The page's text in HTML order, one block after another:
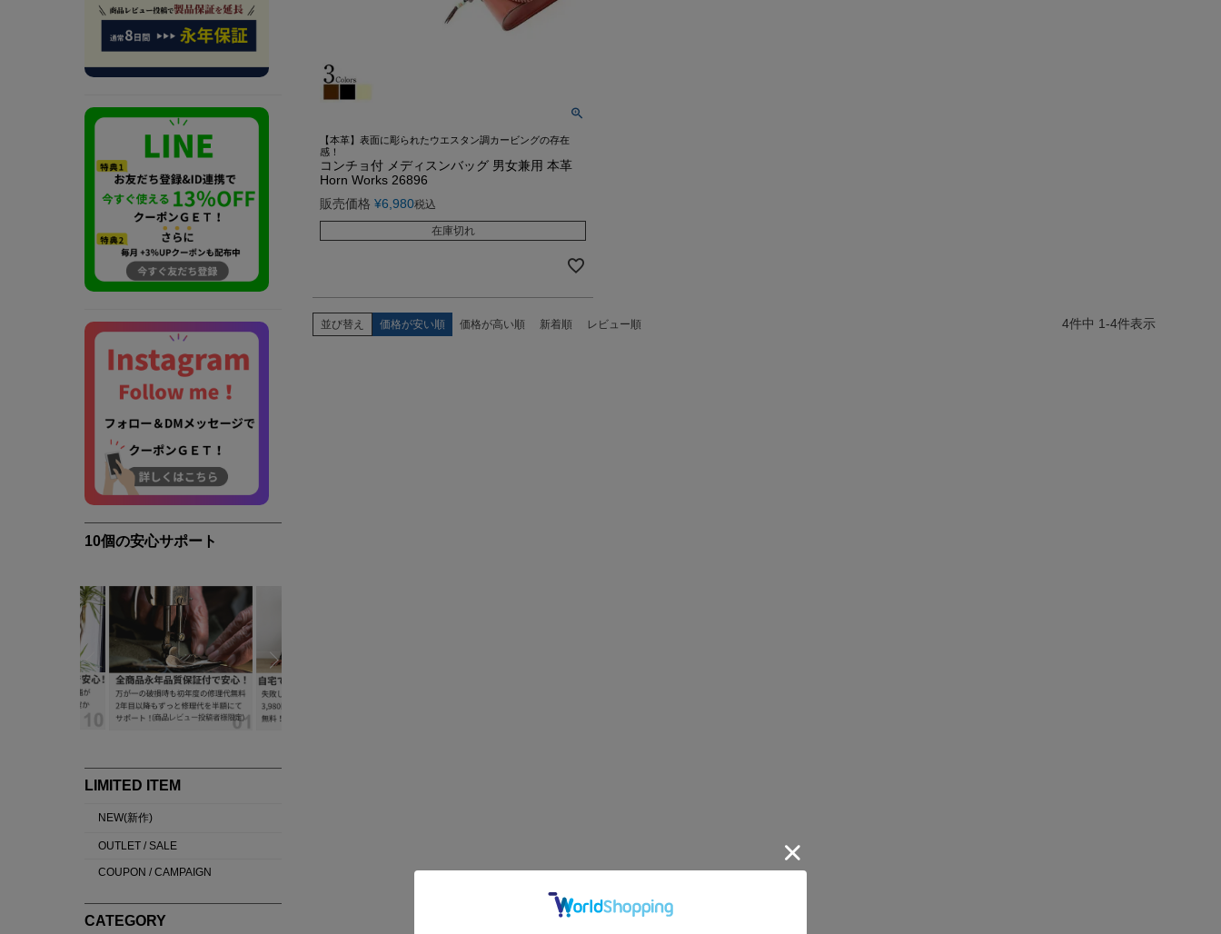
【本革】表面に彫られたウエスタン調カービングの存在
感！
コンチョ付 メディスンバッグ 男女兼用 本革
Horn Works 26896
販売価格 ¥6,980税込
在庫切れ
並び替え 価格が安い順 価格が高い順 新着順 レビュー順 4件中 1-4件表示